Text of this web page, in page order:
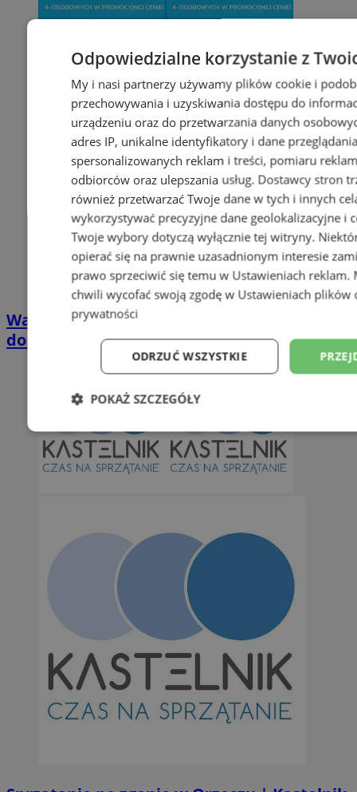
Wakacyjny wypoczynek nad Bałtykiem w
domkach Szmaragdowe Morze
Odpowiedzialne korzystanie z
My i nasi partnerzy używamy plików cookie i
przechowywania i uzyskiwania dostępu do
urządzeniu oraz do przetwarzania danych
adres IP, unikalne identyfikatory i dane
spersonalizowanych reklam i treści, pomiaru
odbiorców oraz ulepszania usług. Dostawcy stron
również przetwarzać Twoje dane w tych i innych
wykorzystywać precyzyjne dane geolokalizacyjne i
Twoje wybory dotyczą wyłącznie tej witryny.
opierać się na prawnie uzasadnionym interesie
prawo sprzeciwić się temu w Ustawieniach reklam.
chwili wycofać swoją zgodę w Ustawieniach plików
prywatności
ODRZUĆ WSZYSTKIE
POKAŻ SZCZEGÓŁY
Niezbędne Wydajność
Niezbędne Wydajność
Niezbędne pliki cookie umożliwiają korzystanie z podstawowych
takich jak logowanie użytkownika i zarządzanie kontem. Bez
można prawidłowo korzystać ze strony internetowej.
Nazwa
Provider/
Domena
SessID
orzesze.com.pl